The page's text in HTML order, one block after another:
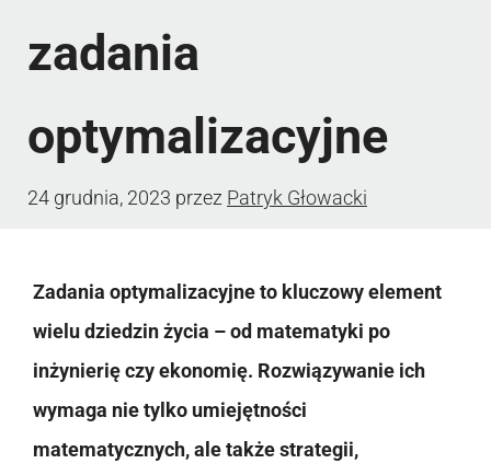
zadania
optymalizacyjne
24 grudnia, 2023 przez Patryk Głowacki
Zadania optymalizacyjne to kluczowy element
wielu dziedzin życia – od matematyki po
inżynierię czy ekonomię. Rozwiązywanie ich
wymaga nie tylko umiejętności
matematycznych, ale także strategii,